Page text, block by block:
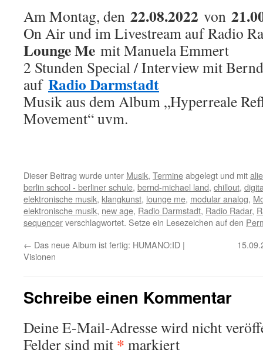
Am Montag, den 22.08.2022 von
On Air und im Livestream auf Radio
Lounge Me mit Manuela Emmert
2 Stunden Special / Interview mit
auf Radio Darmstadt
Musik aus dem Album „Hyperreale
Movement“ uvm.
Dieser Beitrag wurde unter Musik, Termineabgelegt und mit
berlin school - berliner schule, bernd-michael land, chillout,
elektronische musik, klangkunst, lounge me, modular analog,
elektronische musik, new age, Radio Darmstadt, Radio Radar,
sequencerverschlagwortet. Setze ein Lesezeichen auf den
← Das neue Album ist fertig: HUMANO:ID |
Visionen
Schreibe einen Kommentar
Deine E-Mail-Adresse wird nicht
Felder sind mit * markiert